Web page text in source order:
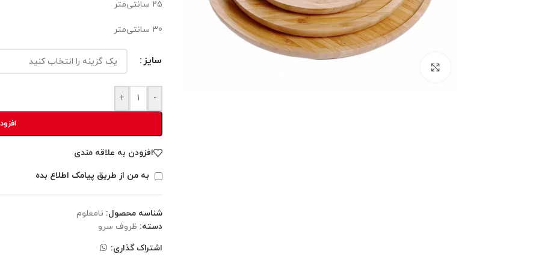
25 سانتی‌متر
30 سانتی‌متر
سایز
-
+
افزودن به علاقه مندی
به من از طریق پیامک اطلاع بده
شناسه محصول: نامعلوم
دسته: ظروف سرو
اشتراک گذاری: